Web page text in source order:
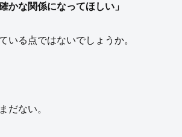
かな関係になってほしい」
いる点ではないでしょうか。
だない。